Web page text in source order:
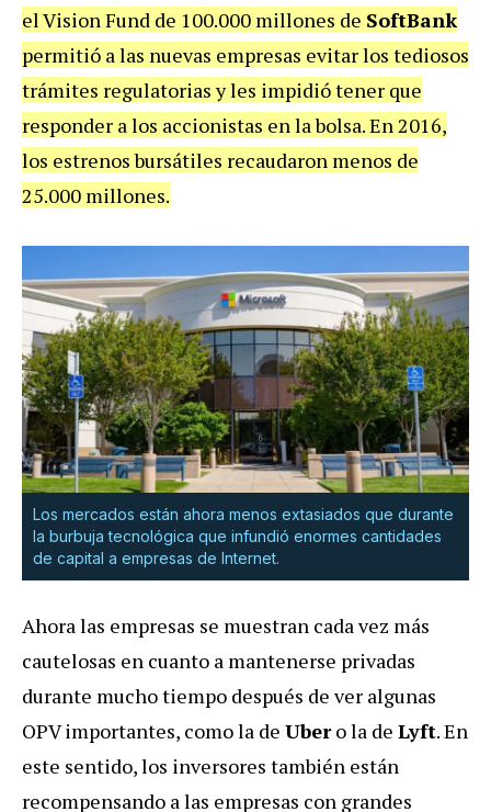
el Vision Fund de 100.000 millones de SoftBank
permitió a las nuevas empresas evitar los tediosos
trámites regulatorias y les impidió tener que
responder a los accionistas en la bolsa. En 2016,
los estrenos bursátiles recaudaron menos de
25.000 millones.
Los mercados están ahora menos extasiados que durante
la burbuja tecnológica que infundió enormes cantidades
de capital a empresas de Internet.
Ahora las empresas se muestran cada vez más
cautelosas en cuanto a mantenerse privadas
durante mucho tiempo después de ver algunas
OPV importantes, como la de Ubero la de Lyft. En
este sentido, los inversores también están
recompensando a las empresas con grandes